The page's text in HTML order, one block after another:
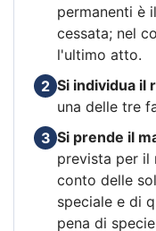
permanenti è
cessata; nel
l'ultimo atto.
2 Si individua il
una delle tre
3 Si prende il
prevista per il
conto delle
speciale e di
pena di